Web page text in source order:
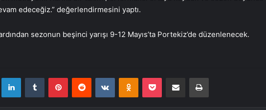
edeceğiz.” değerlendirmesini yaptı.
sezonun beşinci yarışı 9-12 Mayıs’ta Portekiz’de düzenlenecek.
LinkedInTumblr PinterestReddit VKontakteOdnoklassniki
Pocket E-Posta ile paylaş Yazdır